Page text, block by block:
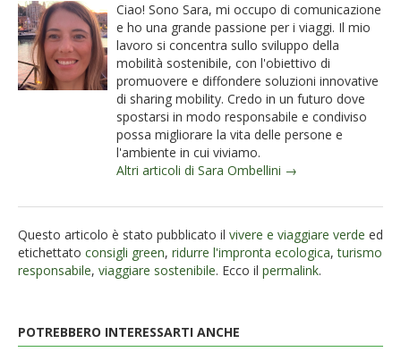
Ciao! Sono Sara, mi occupo di comunicazione
e ho una grande passione per i viaggi. Il mio
lavoro si concentra sullo sviluppo della
mobilità sostenibile, con l'obiettivo di
promuovere e diffondere soluzioni innovative
di sharing mobility. Credo in un futuro dove
spostarsi in modo responsabile e condiviso
possa migliorare la vita delle persone e
l'ambiente in cui viviamo.
Altri articoli di Sara Ombellini →
Questo articolo è stato pubblicato il vivere e viaggiare verde ed
etichettato consigli green, ridurre l'impronta ecologica,turismo
responsabile, viaggiare sostenibile. Ecco il permalink.
POTREBBERO INTERESSARTI ANCHE